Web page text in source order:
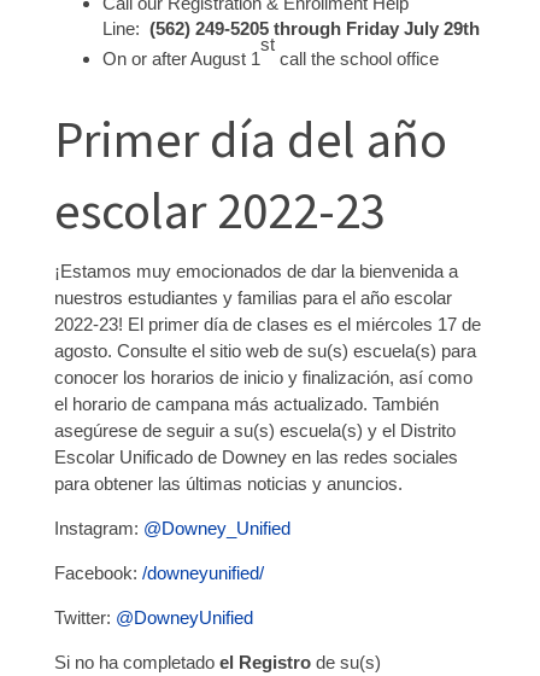
Line: (562) 249-5205 through Friday July 29th
On or after August 1
st
call the school office
Primer día del año
escolar 2022-23
¡Estamos muy emocionados de dar la bienvenida a
nuestros estudiantes y familias para el año escolar
2022-23! El primer día de clases es el miércoles 17 de
agosto. Consulte el sitio web de su(s) escuela(s) para
conocer los horarios de inicio y finalización, así como
el horario de campana más actualizado. También
asegúrese de seguir a su(s) escuela(s) y el Distrito
Escolar Unificado de Downey en las redes sociales
para obtener las últimas noticias y anuncios.
Instagram: @Downey_Unified
Facebook: /downeyunified/
Twitter: @DowneyUnified
Si no ha completado el Registrode su(s)